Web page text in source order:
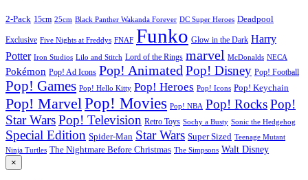
2-Pack 15cm 25cm Black Panther Wakanda Forever DC Super Heroes Deadpool
Exclusive Five Nights at Freddys FNAF Funko Glow in the Dark Harry
Potter Iron Studios Lilo and Stitch Lord of the Rings marvel McDonalds NECA
Pokémon Pop! Ad Icons Pop! Animated Pop! Disney Pop! Football
Pop! Games Pop! Hello Kitty Pop! Heroes Pop! Icons Pop! Keychain
Pop! MarvelPop! Movies Pop! NBA Pop! RocksPop!
Star WarsPop! Television Retro Toys Sochy a Busty Sonic the Hedgehog
Special Edition Spider-Man Star Wars Super Sized Teenage Mutant
Ninja Turtles The Nightmare Before Christmas The Simpsons Walt Disney
×